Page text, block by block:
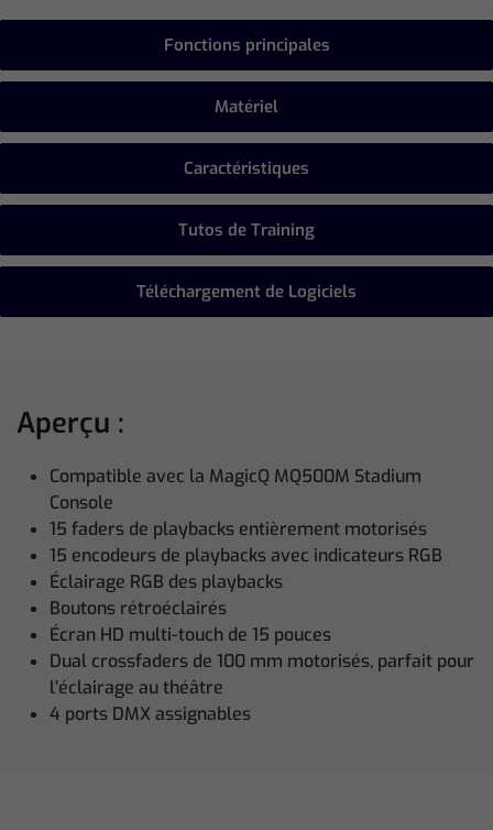
Fonctions principales
Matériel
Caractéristiques
Tutos de Training
Téléchargement de Logiciels
Aperçu :
Compatible avec la MagicQ MQ500M Stadium
Console
15 faders de playbacks entièrement motorisés
15 encodeurs de playbacks avec indicateurs RGB
Éclairage RGB des playbacks
Boutons rétroéclairés
Écran HD multi-touch de 15 pouces
Dual crossfaders de 100 mm motorisés, parfait pour
l’éclairage au théâtre
4 ports DMX assignables